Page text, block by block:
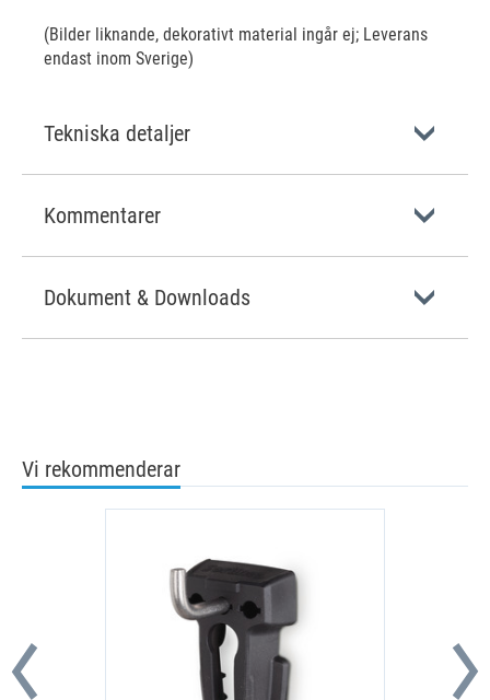
(Bilder liknande, dekorativt material ingår ej; Leverans
endast inom Sverige)
Tekniska detaljer
Kommentarer
Dokument & Downloads
Vi rekommenderar